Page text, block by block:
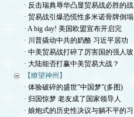
· 反击瑞典辱华凸显贸易战必胜的战
· 贸易战引爆恐慌性多米诺骨牌倒塌
· A big day! 美国欧盟宣布开启完
· 川普撬动中共的奶酪 习近平居功
· 中美贸易战打碎了厉害国的强人玻
· 大陆能否打赢中美贸易大战？
【瞭望神州】
· 体验破碎的盛世”中国梦”(多图)
· 归国惊梦 老友成了国家领导人
· 娘炮式的历史性决议与躺不平的习